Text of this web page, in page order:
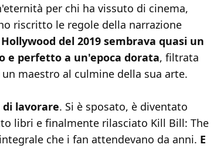
per chi ha vissuto di cinema,
riscritto le regole della narrazione
del 2019 sembrava quasi un
e perfetto a un'epoca dorata, filtrata
maestro al culmine della sua arte.
lavorare. Si è sposato, è diventato
libri e finalmente rilasciato Kill Bill: The
che i fan attendevano da anni. E